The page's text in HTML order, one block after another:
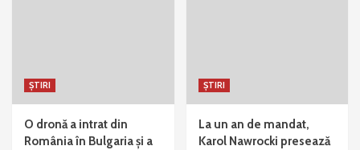
ȘTIRI
O dronă a intrat din
România în Bulgaria și a
ȘTIRI
La un an de mandat,
Karol Nawrocki presează